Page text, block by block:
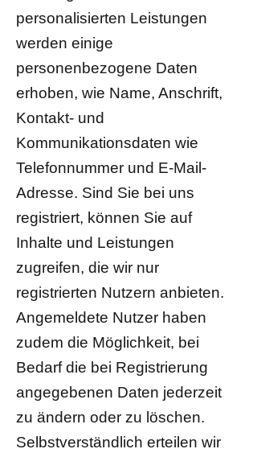
personalisierten Leistungen
werden einige
personenbezogene Daten
erhoben, wie Name, Anschrift,
Kontakt- und
Kommunikationsdaten wie
Telefonnummer und E-Mail-
Adresse. Sind Sie bei uns
registriert, können Sie auf
Inhalte und Leistungen
zugreifen, die wir nur
registrierten Nutzern anbieten.
Angemeldete Nutzer haben
zudem die Möglichkeit, bei
Bedarf die bei Registrierung
angegebenen Daten jederzeit
zu ändern oder zu löschen.
Selbstverständlich erteilen wir